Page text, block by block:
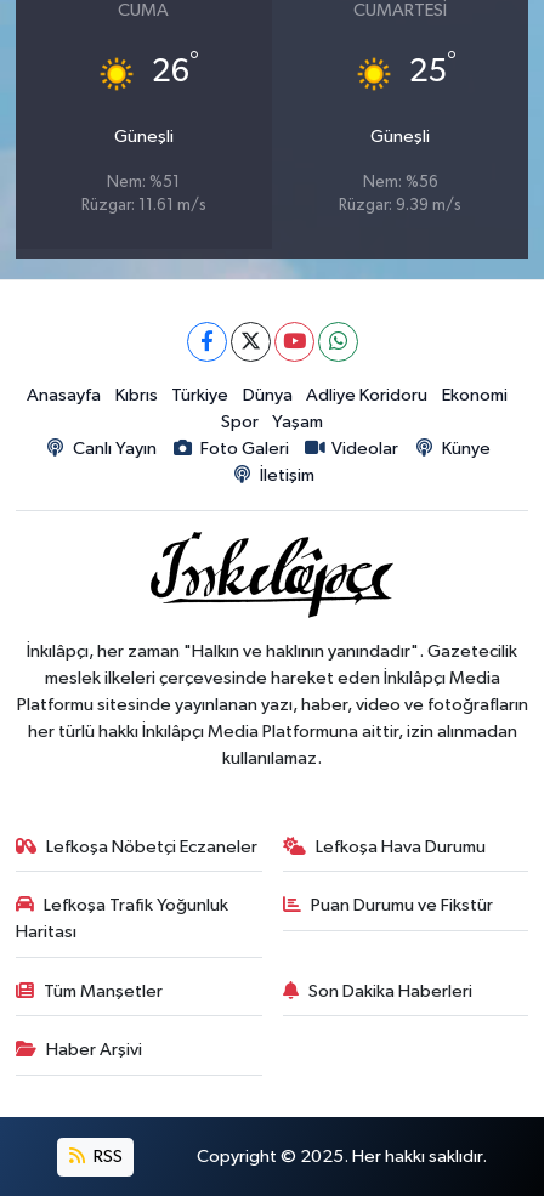
CUMA
26°
Güneşli
Nem: %51
Rüzgar: 11.61 m/s
CUMARTESI
25°
Güneşli
Nem: %56
Rüzgar: 9.39 m/s
Anasayfa Kıbrıs Türkiye Dünya Adliye Koridoru
Ekonomi
Spor
Yaşam
Canlı Yayın
Foto Galeri Videolar
Künye
İletişim
İnkılâpçı, her zaman "Halkın ve haklının yanındadır". Gazetecilik
meslek ilkeleri çerçevesinde hareket eden İnkılâpçı Media
Platformu sitesinde yayınlanan yazı, haber, video ve fotoğrafların
her türlü hakkı İnkılâpçı Media Platformuna aittir, izin alınmadan
kullanılamaz.
Lefkoşa Nöbetçi Eczaneler Lefkoşa Hava Durumu
Lefkoşa Trafik Yoğunluk
Haritası
Puan Durumu ve Fikstür
Tüm Manşetler Son Dakika Haberleri
Haber Arşivi
RSS Copyright © 2025. Her hakkı saklıdır.